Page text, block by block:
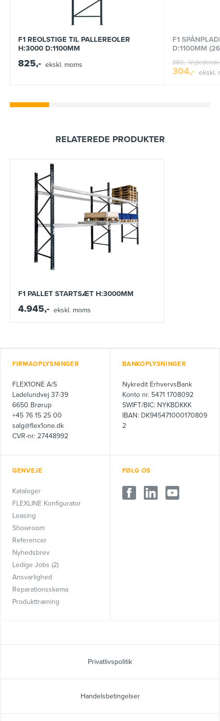
F1 REOLSTIGE TIL PALLEREOLER
H:3000 D:1100MM
825,- ekskl. moms
F1
D:1100MM
380,-
304,- ekskl.
RELATEREDE PRODUKTER
F1 PALLET STARTSÆT H:3000MM
4.945,- ekskl. moms
FIRMAOPLYSNINGER
FLEX1ONE A/S
Ladelundvej 37-39
6650 Brørup
+45 76 15 25 00
salg@flex1one.dk
CVR-nr: 27448992
BANKOPLYSNINGER
Nykredit ErhvervsBank
Konto nr. 5471 1708092
SWIFT/BIC: NYKBDKKK
IBAN: DK945471000170809
2
GENVEJE
Kataloger
FLEXLINE Konfigurator
Leasing
Showroom
Referencer
Nyhedsbrev
Ledige Jobs (2)
Ansvarlighed
Reparationsskema
Produkttræning
FØLG OS
Privatlivspolitik
Handelsbetingelser